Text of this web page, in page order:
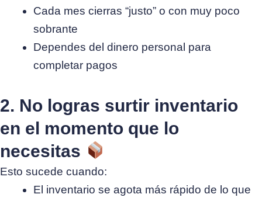
Cada mes cierras “justo” o con muy poco
sobrante
Dependes del dinero personal para
completar pagos
2. No logras surtir inventario
en el momento que lo
necesitas
Esto sucede cuando:
El inventario se agota más rápido de lo que